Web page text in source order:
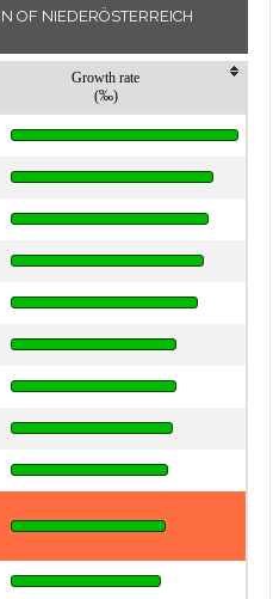
OF NIEDERÖSTERREICH
Growth rate
(‰)